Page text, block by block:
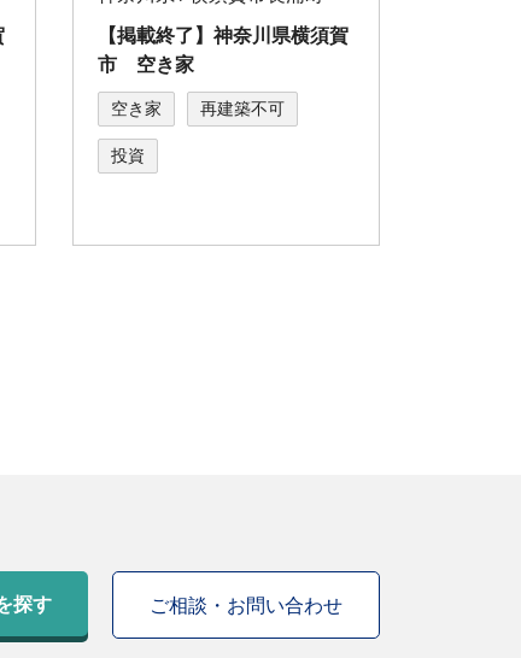
【掲載終了】神奈川県横須賀
市 空き家
空き家 再建築不可
投資
探す ご相談・お問い合わせ